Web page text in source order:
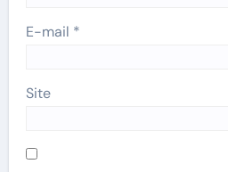
E-mail *
Site